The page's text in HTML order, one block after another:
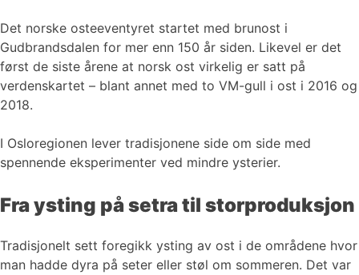
Det norske osteeventyret startet med brunost i
Gudbrandsdalen for mer enn 150 år siden. Likevel er det
først de siste årene at norsk ost virkelig er satt på
verdenskartet – blant annet med to VM-gull i ost i 2016 og
2018.
I Osloregionen lever tradisjonene side om side med
spennende eksperimenter ved mindre ysterier.
Fra ysting på setra til storproduksjon
Tradisjonelt sett foregikk ysting av ost i de områdene hvor
man hadde dyra på seter eller støl om sommeren. Det var